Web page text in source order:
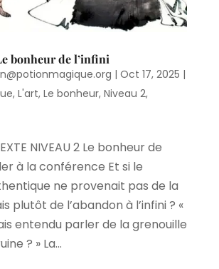
bonheur de l’infini
| Oct 17, 2025 |
, L'art, Le bonheur, Niveau 2,
NIVEAU 2 Le bonheur de
à la conférence Et si le
ne provenait pas de la
plutôt de l’abandon à l’infini ? «
entendu parler de la grenouille
? » La...